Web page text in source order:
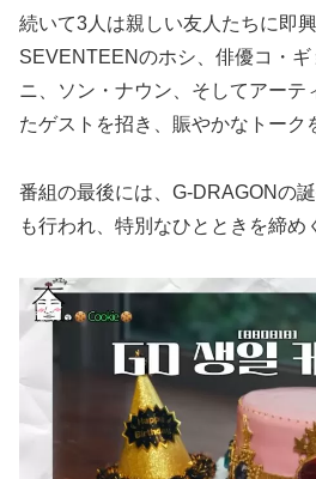
続いて3人は親しい友人たちに即
SEVENTEENのホシ、俳優コ・
ニ、ソン・ナウン、そしてアーテ
たゲストを招き、賑やかなトーク
番組の最後には、G-DRAGONの
も行われ、特別なひとときを締め